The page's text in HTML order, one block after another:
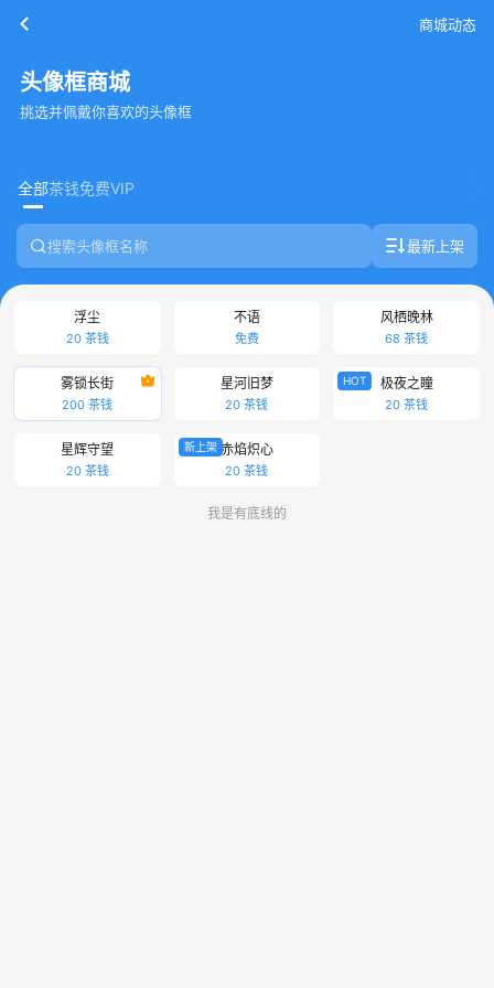
商城动态
头像框商城
挑选并佩戴你喜欢的头像框
全部茶钱免费VIP
最新上架
浮尘
20 茶钱
不语
免费
风栖晚林
68 茶钱
雾锁长街
200 茶钱
星河旧梦
20 茶钱
HOT 极夜之瞳
20 茶钱
星辉守望
20 茶钱
新上架 赤焰炽心
20 茶钱
我是有底线的